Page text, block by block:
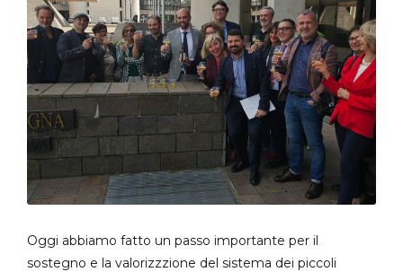
Oggi abbiamo fatto un passo importante per il
sostegno e la valorizzzione del sistema dei piccoli